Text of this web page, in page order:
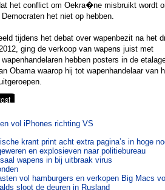
het conflict om Oekra�ne misbruikt wordt
het niet op hebben.
tijdens het debat over wapenbezit na het
ging de verkoop van wapens juist met
hebben posters in de
Obama waarop hij tot wapenhandelaar van
vol iPhones richting VS
krant print acht extra pagina’s in hoge
en explosieven naar politiebureau
wapens in bij uitbraak virus
vol hamburgers en verkopen Big Macs
sloot de deuren in Rusland